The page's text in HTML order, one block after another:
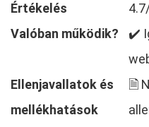
Értékelés
4.7/
Valóban működik?
✔️
Ellenjavallatok és
mellékhatások
🗎